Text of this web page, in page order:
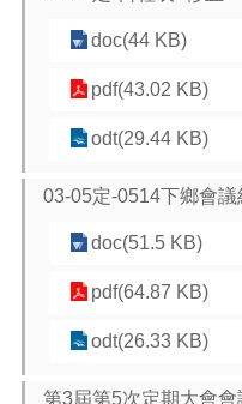
doc(44 KB)
pdf(43.02 KB)
odt(29.44 KB)
03-05定-0514下鄉會議
doc(51.5 KB)
pdf(64.87 KB)
odt(26.33 KB)
第3屆第5次定期大會